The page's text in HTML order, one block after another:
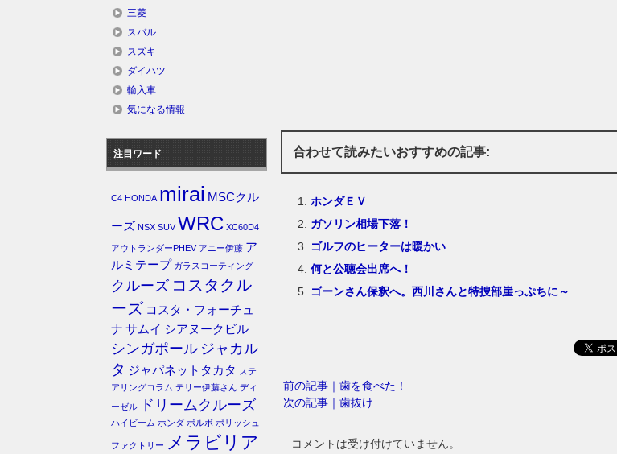
合わせて読みたいおすすめの記事:
ホンダＥＶ
ガソリン相場下落！
ゴルフのヒーターは暖かい
何と公聴会出席へ！
ゴーンさん保釈へ。西川さんと特捜部崖っぷちに～
前の記事｜歯を食べた！
次の記事｜歯抜け
コメントは受け付けていません。
三菱
スバル
スズキ
ダイハツ
輸入車
気になる情報
注目ワード
C4 HONDA mirai MSCクル
ーズ NSX SUV WRC XC60D4
アウトランダーPHEV アニー伊藤 ア
ルミテープ ガラスコーティング
クルーズ コスタクル
ーズ コスタ・フォーチュ
ナ サムイ シアヌークビル
シンガポール ジャカル
タ ジャパネットタカタ ステ
アリングコラム テリー伊藤さん ディ
ーゼル
ドリームクルーズ
ハイビーム ホンダ ボルボ ポリッシュ
ファクトリー メラビリア